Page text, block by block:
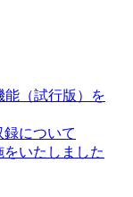
能（試行版）を
録について
いたしました